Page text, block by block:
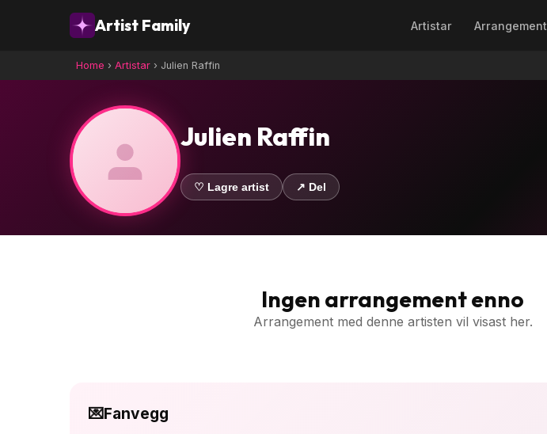
Artist Family Artistar Arrangement
Home › Artistar › Julien Raffin
Julien Raffin
♡ Lagre artist ↗ Del
Ingen arrangement enno
Arrangement med denne artisten vil visast her.
💌Fanvegg